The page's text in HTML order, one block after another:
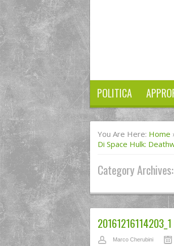
POLITICA
You Are Here: Home
Di Space Hulk:
Category Archives:
20161216114203_1
Marco Cherubini